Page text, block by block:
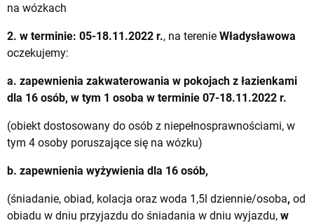
na wózkach
2. w terminie: 05-18.11.2022 r., na terenie Władysławowa
oczekujemy:
a. zapewnienia zakwaterowania w pokojach z łazienkami
dla 16 osób, w tym 1 osoba w terminie 07-18.11.2022 r.
(obiekt dostosowany do osób z niepełnosprawnościami, w
tym 4 osoby poruszające się na wózku)
b. zapewnienia wyżywienia dla 16 osób,
(śniadanie, obiad, kolacja oraz woda 1,5l dziennie/osoba, od
obiadu w dniu przyjazdu do śniadania w dniu wyjazdu, w